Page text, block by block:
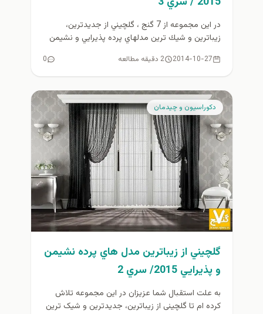
در اين مجموعه از 7 گنج ، گلچيني از جديدترين،
زيباترين و شيك ترين مدلهاي پرده پذيرايي و نشيمن
2014-10-27 2 دقیقه مطالعه 0
دكوراسيون و چيدمان
گلچيني از زيباترين مدل هاي پرده نشيمن
و پذيرايي 2015/ سري 2
به علت استقبال شما عزيزان در این مجموعه تلاش
كرده ام تا گلچینی از زیباترین، جدیدترین و شیک ترین